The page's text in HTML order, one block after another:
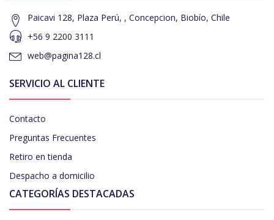
Paicavi 128, Plaza Perú, , Concepcion, Biobío, Chile
+56 9 2200 3111
web@pagina128.cl
SERVICIO AL CLIENTE
Contacto
Preguntas Frecuentes
Retiro en tienda
Despacho a domicilio
CATEGORÍAS DESTACADAS